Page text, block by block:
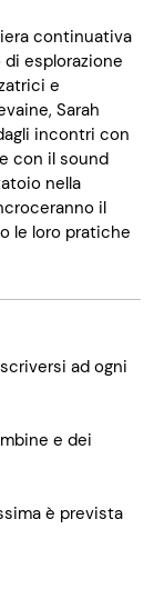
continuativa
esplorazione
e
Sarah
incontri con
con il sound
nella
il
le loro pratiche
ad ogni
e dei
è prevista